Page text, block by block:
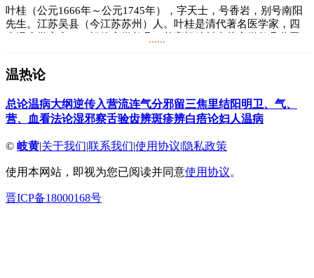
叶桂（公元1666年～公元1745年），字天士，号香岩，别号南阳
先生。江苏吴县（今江苏苏州）人。叶桂是清代著名医学家，四
叶桂生前伤病盈门、日日忙于诊治病人，无暇亲笔著述。他留给
结果。其主要著作有《温热论》《临证指南医案》《未刻本叶氏
医案》等。
在整个中国医学史上，叶桂都是一位具有巨大贡献的伟大医家。
后人称其为“仲景、元化一流人也”。他首先是温病学派的奠基人
物，又是一位对儿科、妇科、内科、外科、五官科无所不精、贡
献很大的医学大师。史书称其“贯彻古今医术”，他是当之无愧
的。无论其医学理论，还是治学态度都是值得后人珍惜和学习的
宝贵遗产。
......
温热论
总论温病大纲逆传入营流连气分邪留三焦里结阳明卫、气、
营、血看法论湿邪察舌验齿辨斑疹辨白㾦论妇人温病
© 岐黄|关于我们|联系我们|使用协议|隐私政策
使用本网站，即视为您已阅读并同意使用协议。
晋ICP备18000168号